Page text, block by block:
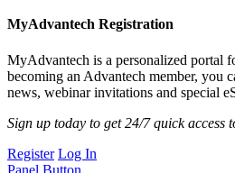
MyAdvantech Registration
MyAdvantech is a personalized portal
becoming an Advantech member, you
news, webinar invitations and special
Sign up today to get 24/7 quick access
Register Log In
Panel Button